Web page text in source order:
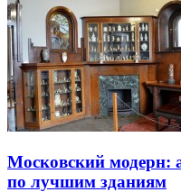
Московский модерн:
по лучшим зданиям